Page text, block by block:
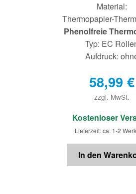
Material:
Thermopapier-
Phenolfreie
Typ: EC
Aufdruck:
58,99 €
zzgl. MwSt.
€
Kostenloser
Lieferzeit: ca. 1-2
In den